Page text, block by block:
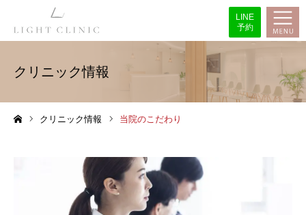
LINE
予約
クリニック情報
クリニック情報 当院のこだわり